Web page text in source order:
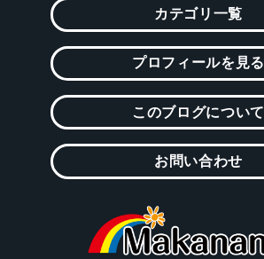
カテゴリ一覧
プロフィールを見る
このブログについて
お問い合わせ